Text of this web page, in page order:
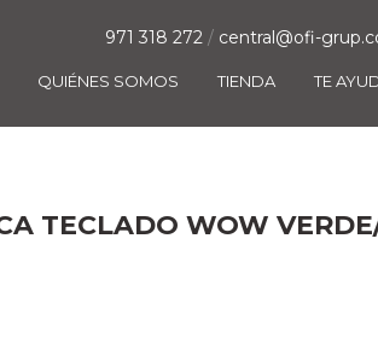
QUIÉNES SOMOS TIENDA TE
971 318 272 / central@ofi-
TECLADO WOW